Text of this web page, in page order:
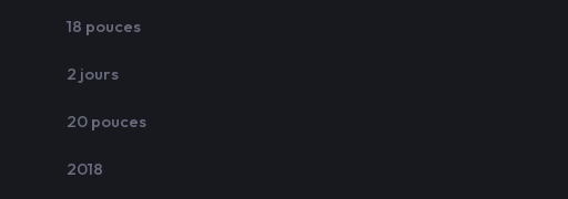
18 pouces
2 jours
20 pouces
2018